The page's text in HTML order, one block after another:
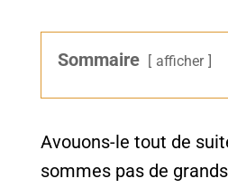
Sommaire afficher
Avouons-le tout de
sommes pas de